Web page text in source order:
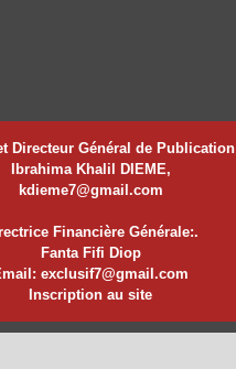
Directeur Général de Publication
Ibrahima Khalil DIEME,
kdieme7@gmail.com
Financière Générale:.
Fanta Fifi Diop
exclusif7@gmail.com
Inscription au site